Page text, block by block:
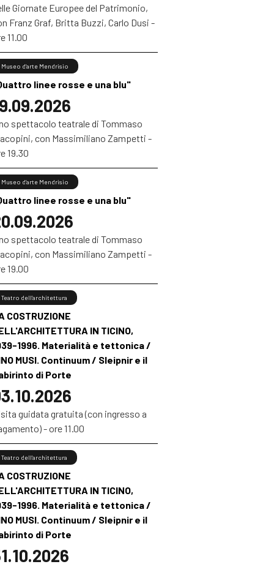
Giornate Europee del Patrimonio,
Franz Graf, Britta Buzzi, Carlo Dusi -
11.00
linee rosse e una blu"
Museo d’arte Mendrisio
spettacolo teatrale di Tommaso
con Massimiliano Zampetti -
19.30
linee rosse e una blu"
Museo d’arte Mendrisio
spettacolo teatrale di Tommaso
con Massimiliano Zampetti -
19.00
COSTRUZIONE
IN TICINO,
1996. Materialità e tettonica /
MUSI. Continuum / Sleipnir e il
di Porte
Teatro dell’architettura
guidata gratuita (con ingresso a
- ore 11.00
COSTRUZIONE
IN TICINO,
1996. Materialità e tettonica /
MUSI. Continuum / Sleipnir e il
di Porte
Teatro dell’architettura